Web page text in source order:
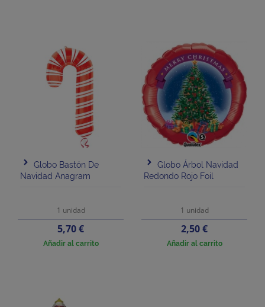
Globo Bastón De
Navidad Anagram
1 unidad
Precio
5,70 €
Añadir al carrito
Globo Árbol Navidad
Redondo Rojo Foil
1 unidad
Precio
2,50 €
Añadir al carrito